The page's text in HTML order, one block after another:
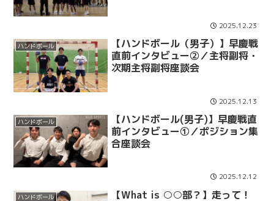
2025.12.23
ハンドボール
【ハンドボール（男子）】早慶戦
直前インタビュー②／主将副将・
次期主将副将座談会
2025.12.13
ハンドボール
【ハンドボール(男子)】早慶戦直
前インタビュー①／ポジション集
合座談会
2025.12.12
ハンドボール
【What is ○○部？】走って！